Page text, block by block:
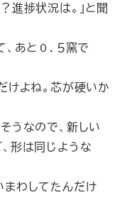
進捗状況は。」と聞
あと０．５窯で
けよね。芯が硬いか
うなので、新しい
形は同じような
まわしてたんだけ